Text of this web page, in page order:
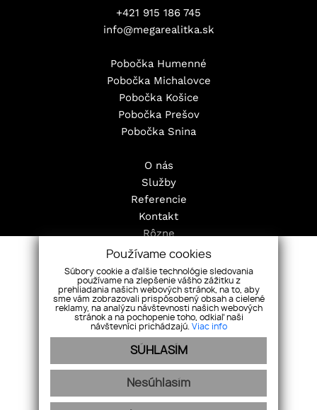
Používame cookies
Súbory cookie a ďalšie technológie sledovania
používame na zlepšenie vášho zážitku z
prehliadania našich webových stránok, na to, aby
sme vám zobrazovali prispôsobený obsah a cielené
reklamy, na analýzu návštevnosti našich webových
stránok a na pochopenie toho, odkiaľ naši
návštevníci prichádzajú. Viac info
SÚHLASÍM
Nesúhlasím
+421 915 186 745
info@megarealitka.sk
Pobočka Humenné
Pobočka Michalovce
Pobočka Košice
Pobočka Prešov
Pobočka Snina
O nás
Služby
Referencie
Kontakt
Rôzne
Pravidlá cookies
Nehnuteľnosti
Byty
Domy
Pozemky
Objekty